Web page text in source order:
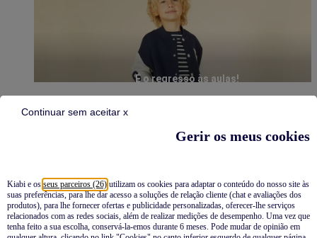
Gerir os meus cookies
Kiabi e os seus parceiros (26) utilizam os cookies para adaptar o conteúdo do nosso site às
suas preferências, para lhe dar acesso a soluções de relação cliente (chat e avaliações dos
produtos), para lhe fornecer ofertas e publicidade personalizadas, oferecer-lhe serviços
relacionados com as redes sociais, além de realizar medições de desempenho. Uma vez que
tenha feito a sua escolha, conservá-la-emos durante 6 meses. Pode mudar de opinião em
Continuar sem aceitar x
É o regresso às aulas!
Pijamas
Novidades